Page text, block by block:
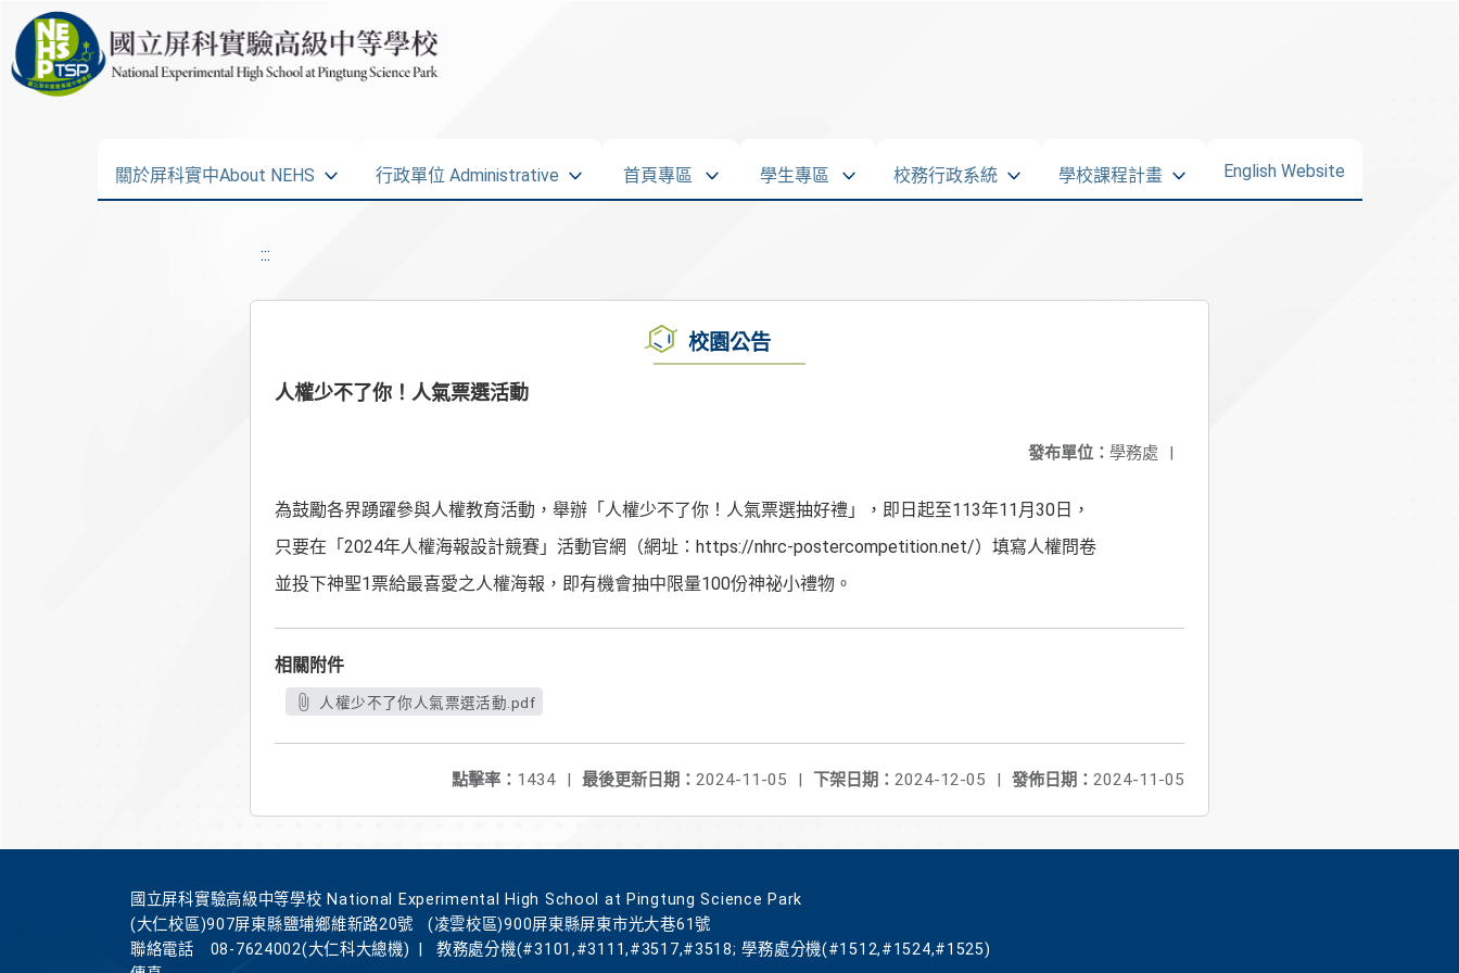
關於屏科實中About NEHS 行政單位 Administrative 首頁專區 學生專區 校務行政系統 學校課程計畫 English Website
:::
校園公告
人權少不了你！人氣票選活動
發布單位： 學務處 |
為鼓勵各界踴躍參與人權教育活動，舉辦「人權少不了你！人氣票選抽好禮」，即日起至113年11月30日，
只要在「2024年人權海報設計競賽」活動官網（網址：https://nhrc-postercompetition.net/）填寫人權問卷
並投下神聖1票給最喜愛之人權海報，即有機會抽中限量100份神祕小禮物。
相關附件
人權少不了你人氣票選活動.pdf
發佈日期： 2024-11-05
下架日期： 2024-12-05 |
最後更新日期： 2024-11-05 |
點擊率： 1434 |
國立屏科實驗高級中等學校 National Experimental High School at Pingtung Science Park
(大仁校區)907屏東縣鹽埔鄉維新路20號
(凌雲校區)900屏東縣屏東市光大巷61號
聯絡電話
08-7624002(大仁科大總機)
教務處分機(#3101,#3111,#3517,#3518; 學務處分機(#1512,#1524,#1525)